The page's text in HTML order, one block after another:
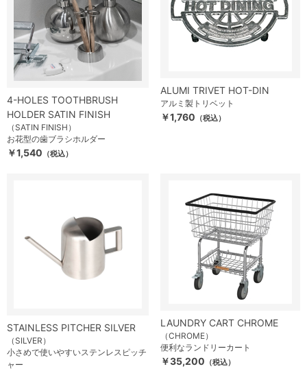
4-HOLES TOOTHBRUSH
HOLDER SATIN FINISH
（SATIN FINISH）
お花型の歯ブラシホルダー
￥1,540 （税込）
ALUMI TRIVET HOT-DIN
アルミ製トリベット
￥1,760 （税込）
STAINLESS PITCHER SILVER
（SILVER）
小さめで使いやすいステンレスピッチ
ャー
LAUNDRY CART CHROME
（CHROME）
便利なランドリーカート
￥35,200 （税込）